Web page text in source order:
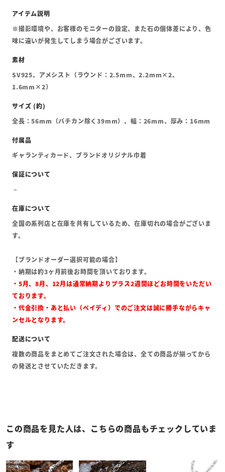
※撮影環境や、お客様のモニターの設定、また石の個体差により、色
味に違いが発生してしまう場合がございます。
SV925、アメシスト（ラウンド：2.5mm、2.2mm×2、
1.6mm×2）
全長：56mm（バチカン除く39mm）、幅：26mm、厚み：16mm
ギャランティカード、ブランドオリジナル巾着
全国の系列店と在庫を共有しているため、在庫切れの場合がございま
す。
【ブランドオーダー選択可能の場合】
・納期は約3ヶ月前後お時間を頂いております。
・5月、8月、12月は通常納期よりプラス2週間ほどお時間をいただい
ております。
・代金引換・あと払い（ペイディ）でのご注文は誠に勝手ながらキャ
ンセルとなります。
複数の商品をまとめてご注文された場合は、全ての商品が揃ってから
の発送とさせていただきます。
この商品を見た人は、こちらの商品もチェックしていま
す